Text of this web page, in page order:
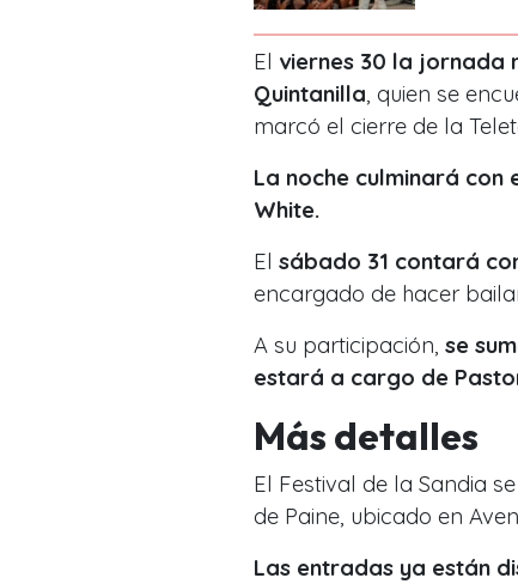
El viernes 30 la jornada
Quintanilla , quien se
marcó el cierre de la
La noche culminará con
White.
El sábado 31 contará
encargado de hacer
A su participación, se
estará a cargo de
Más detalles
El Festival de la Sandia
de Paine, ubicado en
Las entradas ya están